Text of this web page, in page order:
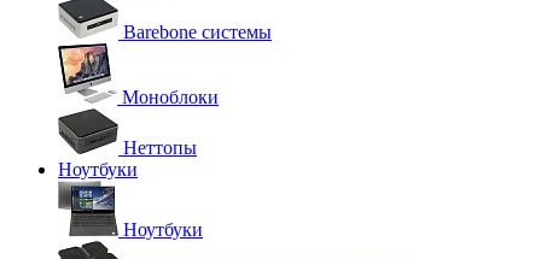
Barebone системы
Моноблоки
Неттопы
Ноутбуки
Ноутбуки